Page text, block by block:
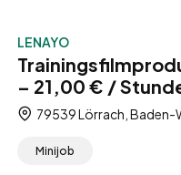
LENAYO
– 21,00 € /
79539 Lörrach,
Minijob